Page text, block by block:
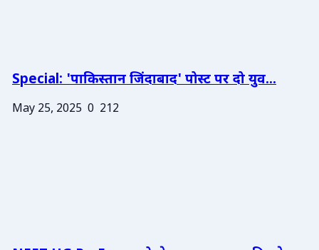
Special: 'पाकिस्तान जिंदाबाद' पोस्ट पर दो युव...
May 25, 2025 0 212